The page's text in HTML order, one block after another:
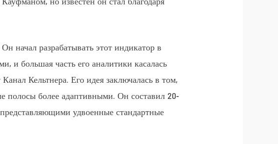
начал разрабатывать этот индикатор в
и большая часть его аналитики касалась
Кельтнера. Его идея заключалась в том,
полосы более адаптивными. Он составил 20-
удвоенные стандартные